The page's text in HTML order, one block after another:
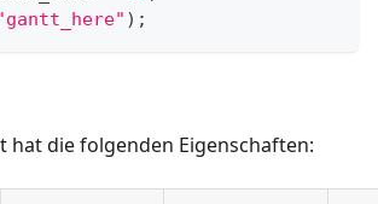
) ;
hat die folgenden Eigenschaften: